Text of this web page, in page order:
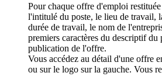
Pour chaque offre d'emploi
l'intitulé du poste, le lieu de travail,
durée de travail, le nom de
premiers caractères du descriptif du
publication de l'offre.
Vous accédez au détail d'une offre
ou sur le logo sur la gauche. Vous